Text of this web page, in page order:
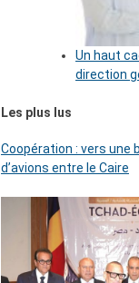
Un haut
direction
Les plus lus
Coopération : vers une
d’avions entre le Caire